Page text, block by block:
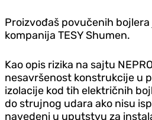
Proizvođaš povučenih
kompanija TESY Shumen.
Kao opis rizika na sajtu
nesavršenost konstrukcije u
izolacije kod tih električnih
do strujnog udara ako nisu
navedeni u uputstvu za